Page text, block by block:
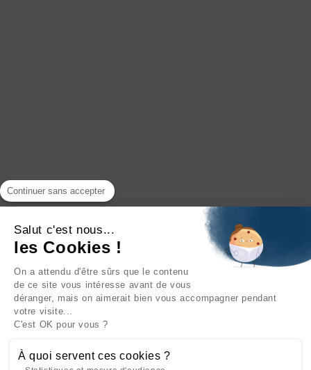
Continuer sans accepter
Salut c'est nous...
les Cookies !
On a attendu d'être sûrs que le contenu
de ce site vous intéresse avant de vous
déranger, mais on aimerait bien vous accompagner pendant
votre visite...
C'est OK pour vous ?
À quoi servent ces cookies ?